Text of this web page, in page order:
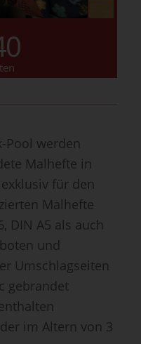
2 6
Pool werden
Malhefte in
für den
Malhefte
DIN A5 als auch
und
Umschlagseiten
gebrandet
im Altern von 3